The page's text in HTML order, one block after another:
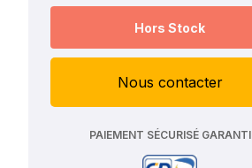
Hors Stock
Nous contacter
PAIEMENT SÉCURISÉ GARANTI